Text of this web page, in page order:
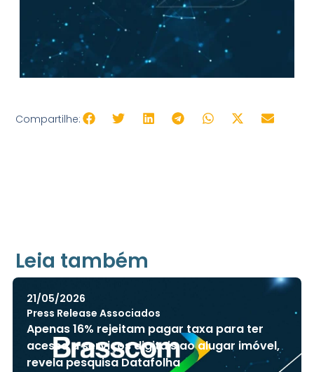
Compartilhe:
Leia também
21/05/2026
Press Release Associados
Apenas 16% rejeitam pagar taxa para ter
acesso a serviços digitais ao alugar imóvel,
revela pesquisa Datafolha